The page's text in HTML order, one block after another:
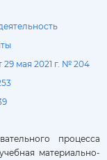
мая 2021 г. № 204
процесса
материально-